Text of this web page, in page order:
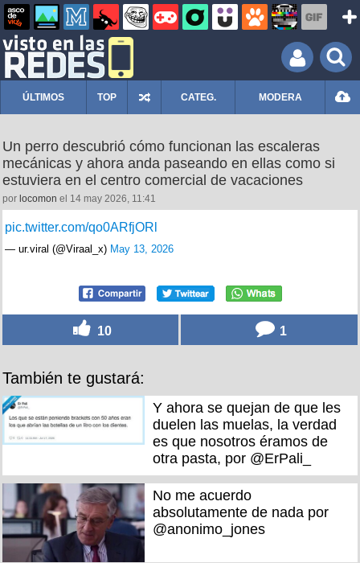
ÚLTIMOS TOP CATEG. MODERA
Un perro descubrió cómo funcionan las escaleras
mecánicas y ahora anda paseando en ellas como si
estuviera en el centro comercial de vacaciones
por locomon el 14 may 2026, 11:41
pic.twitter.com/qo0ARfjORl
— ur.viral (@Viraal_x) May 13, 2026
10 1
También te gustará:
Y ahora se quejan de que les
duelen las muelas, la verdad
es que nosotros éramos de
otra pasta, por @ErPali_
No me acuerdo
absolutamente de nada por
@anonimo_jones